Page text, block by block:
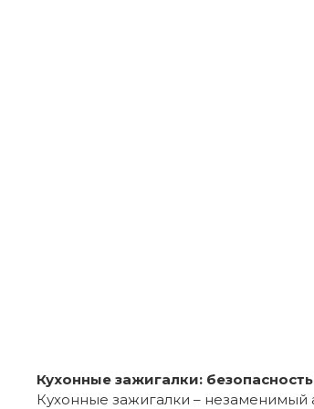
Кухонные зажигалки:
Кухонные зажигалки –